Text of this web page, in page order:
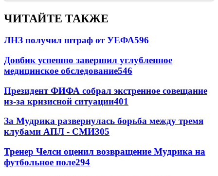
ЧИТАЙТЕ ТАКЖЕ
ЛНЗ получил штраф от УЕФА596
Довбик успешно завершил углубленное
медицинское обследование546
Президент ФИФА собрал экстренное совещание
из-за кризисной ситуации401
За Мудрика развернулась борьба между тремя
клубами АПЛ - СМИ305
Тренер Челси оценил возвращение Мудрика на
футбольное поле294